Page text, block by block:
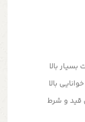
بالا
بالا